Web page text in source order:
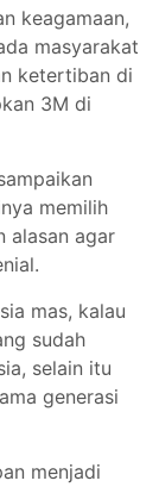
keagamaan,
masyarakat
ketertiban di
3M di
memilih
alasan agar
mas, kalau
sudah
selain itu
generasi
menjadi